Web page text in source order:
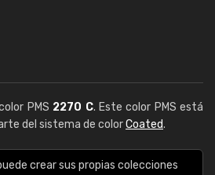
PMS 2270 C. Este color PMS está
del sistema de colorCoated.
crear sus propias colecciones